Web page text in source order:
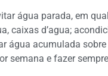
água parada, em
caixas d’agua;
água acumulada
semana e fazer